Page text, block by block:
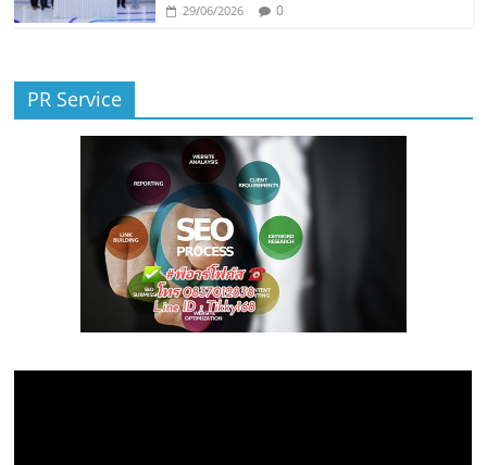
29/06/2026 0
PR Service